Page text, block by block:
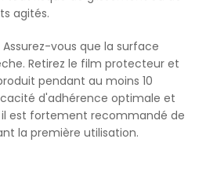
agités.
Assurez-vous que la surface
Retirez le film protecteur et
pendant au moins 10
d'adhérence optimale et
est fortement recommandé de
la première utilisation.